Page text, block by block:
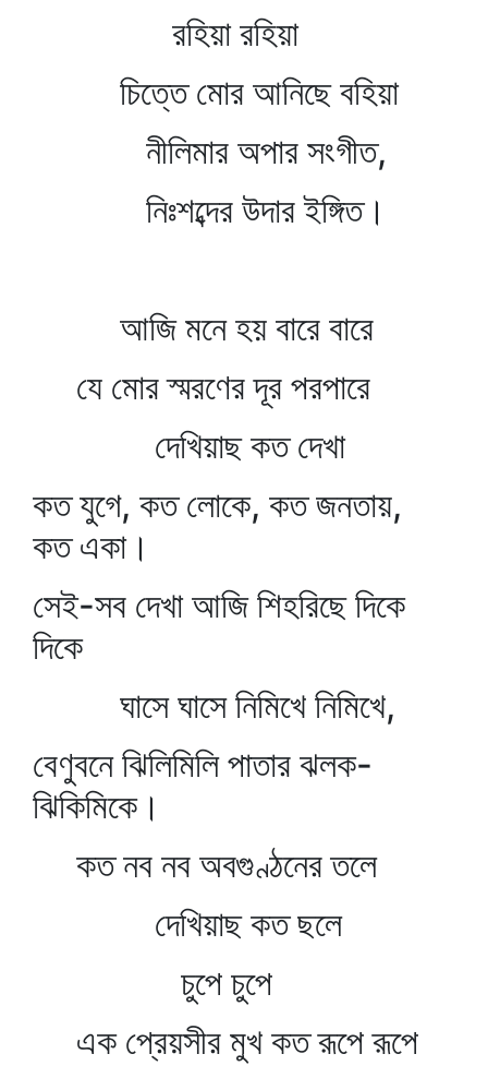
রহিয়া রহিয়া
চিত্তে মোর আনিছে বহিয়া
নীলিমার অপার সংগীত,
নিঃশব্দের উদার ইঙ্গিত।
আজি মনে হয় বারে বারে
যে মোর স্মরণের দূর পরপারে
দেখিয়াছ কত দেখা
কত যুগে, কত লোকে, কত জনতায়,
কত একা।
সেই-সব দেখা আজি শিহরিছে দিকে
দিকে
ঘাসে ঘাসে নিমিখে নিমিখে,
বেণুবনে ঝিলিমিলি পাতার ঝলক-
ঝিকিমিকে।
কত নব নব অবগুণ্ঠনের তলে
দেখিয়াছ কত ছলে
চুপে চুপে
এক প্রেয়সীর মুখ কত রূপে রূপে